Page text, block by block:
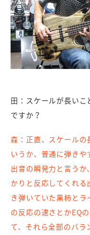
田： スケールが長い
ですか？
森： 正直、スケールの
いうか、普通に弾き
出音の瞬発力と言う
かりと反応してくれ
き弾いていた黒柿と
の反応の速さとかEQ
て、それら全部のバラ